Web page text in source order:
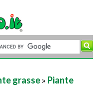
grasse» Piante